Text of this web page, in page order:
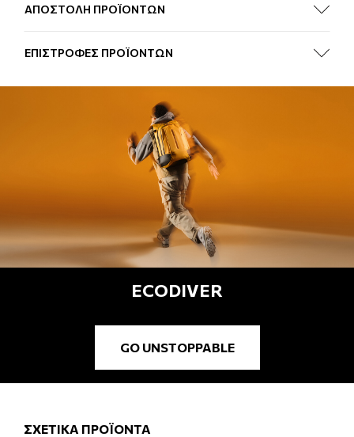
ΑΠΟΣΤΟΛΗ ΠΡΟΪΟΝΤΩΝ
ΕΠΙΣΤΡΟΦΕΣ ΠΡΟΪΟΝΤΩΝ
ECODIVER
GO UNSTOPPABLE
ΣΧΕΤΙΚΑ ΠΡΟΪΟΝΤΑ